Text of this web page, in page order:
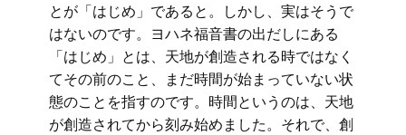
とが「はじめ」であると。しかし、実はそうで
はないのです。ヨハネ福音書の出だしにある
「はじめ」とは、天地が創造される時ではなく
てその前のこと、まだ時間が始まっていない状
態のことを指すのです。時間というのは、天地
が創造されてから刻み始めました。それで、創